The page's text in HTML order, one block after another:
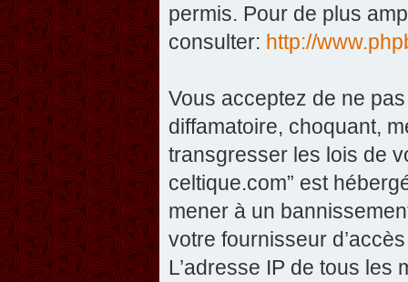
permis. Pour de plus
consulter: http://
Vous acceptez de ne
diffamatoire, choquant,
transgresser les lois de
celtique.com” est
mener à un
votre fournisseur
L’adresse IP de tous